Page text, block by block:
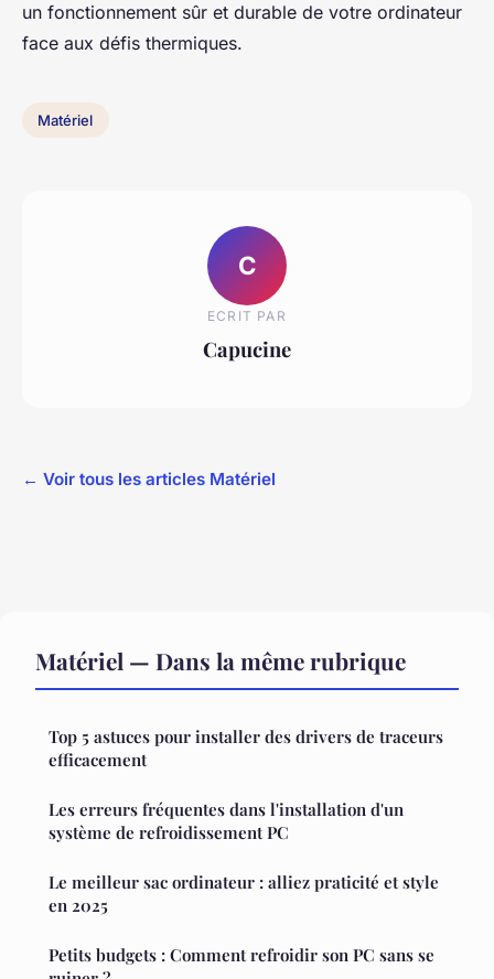
un fonctionnement sûr et durable de votre ordinateur
face aux défis thermiques.
Matériel
C
ECRIT PAR
Capucine
← Voir tous les articles Matériel
Matériel — Dans la même rubrique
Top 5 astuces pour installer des drivers de traceurs
efficacement
Les erreurs fréquentes dans l'installation d'un
système de refroidissement PC
Le meilleur sac ordinateur : alliez praticité et style
en 2025
Petits budgets : Comment refroidir son PC sans se